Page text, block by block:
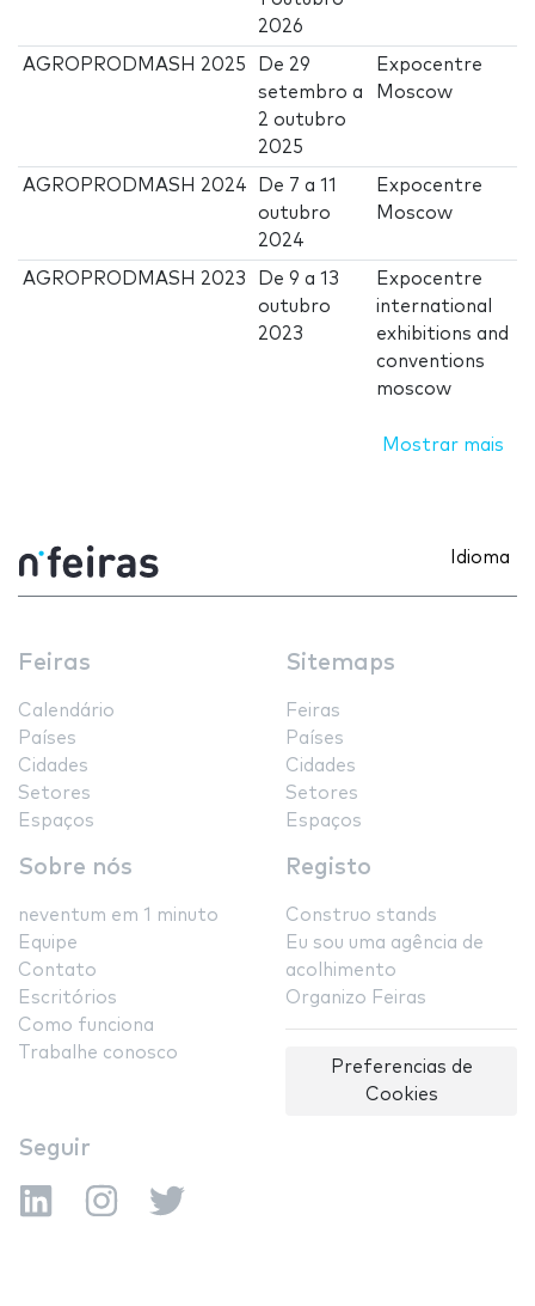
2026
AGROPRODMASH 2025 De 29
setembro a
2 outubro
2025
Expocentre
Moscow
AGROPRODMASH 2024 De 7 a11
outubro
2024
Expocentre
Moscow
AGROPRODMASH 2023 De9 a13
outubro
2023
Expocentre
international
exhibitions and
conventions
moscow
Mostrar mais
Idioma
Feiras
Calendário
Países
Cidades
Setores
Espaços
Sitemaps
Feiras
Países
Cidades
Setores
Espaços
Sobre nós
neventum em 1 minuto
Equipe
Contato
Escritórios
Como funciona
Trabalhe conosco
Registo
Construo stands
Eu sou uma agência de
acolhimento
Organizo Feiras
Preferencias de
Cookies
Seguir